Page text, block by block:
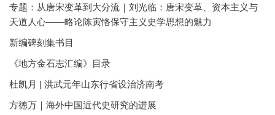
专题：从唐宋变革到大分流｜刘光临：唐宋变革、资本主义与
天道人心——略论陈寅恪保守主义史学思想的魅力
新编碑刻集书目
《地方金石志汇编》目录
杜凯月 | 洪武元年山东行省设治济南考
方徳万｜海外中国近代史研究的进展